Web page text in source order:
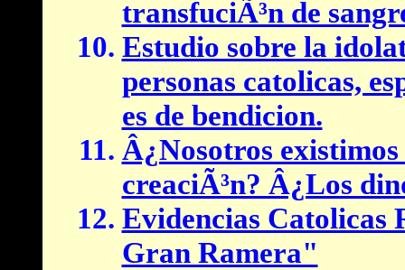
transfuciÃ³n de
Estudio sobre la
personas catolicas,
es de bendicion.
Â¿Nosotros
creaciÃ³n? Â¿Los
Evidencias
Gran Ramera"